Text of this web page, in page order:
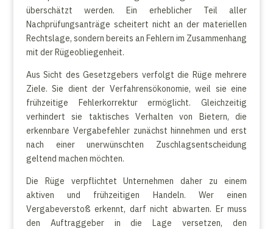
überschätzt werden. Ein erheblicher Teil aller
Nachprüfungsanträge scheitert nicht an der materiellen
Rechtslage, sondern bereits an Fehlern im Zusammenhang
mit der Rügeobliegenheit.
Aus Sicht des Gesetzgebers verfolgt die Rüge mehrere
Ziele. Sie dient der Verfahrensökonomie, weil sie eine
frühzeitige Fehlerkorrektur ermöglicht. Gleichzeitig
verhindert sie taktisches Verhalten von Bietern, die
erkennbare Vergabefehler zunächst hinnehmen und erst
nach einer unerwünschten Zuschlagsentscheidung
geltend machen möchten.
Die Rüge verpflichtet Unternehmen daher zu einem
aktiven und frühzeitigen Handeln. Wer einen
Vergabeverstoß erkennt, darf nicht abwarten. Er muss
den Auftraggeber in die Lage versetzen, den